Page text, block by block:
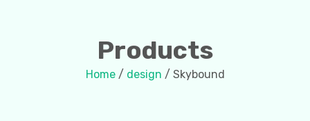
Products
Home/ design / Skybound